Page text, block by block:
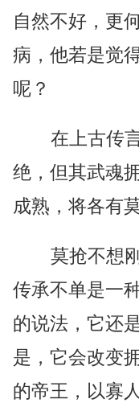
自然不好，更
病，他若是觉
呢？
在上古传
绝，但其武魂
成熟，将各有
莫抢不想
传承不单是一
的说法，它还
是，它会改变
的帝王，以寡